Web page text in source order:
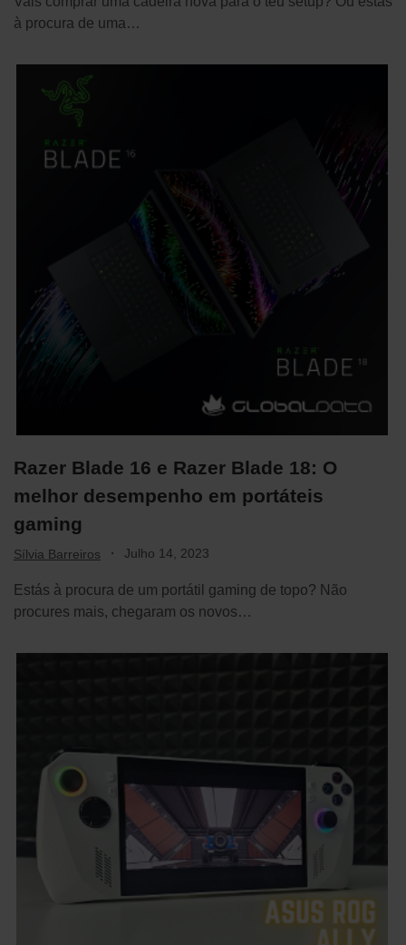
à procura de uma…
Razer Blade 16 e Razer Blade 18: O
melhor desempenho em portáteis
gaming
Sílvia Barreiros · Julho 14, 2023
Estás à procura de um portátil gaming de topo? Não
procures mais, chegaram os novos…